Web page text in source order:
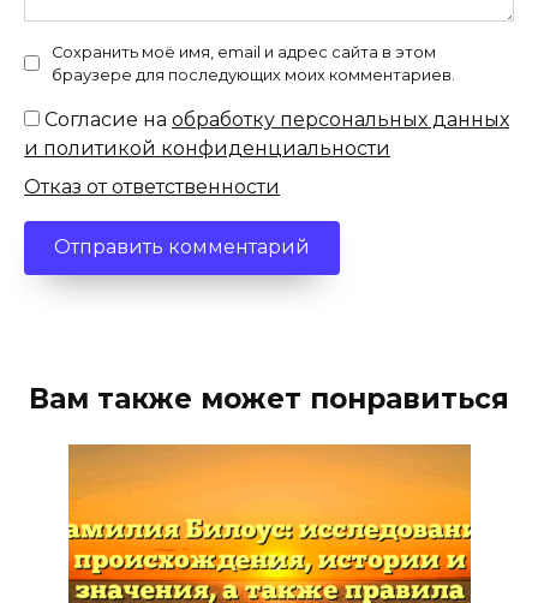
Сохранить моё имя, email и адрес сайта в этом
браузере для последующих моих комментариев.
Согласие на обработку персональных данных
и политикой конфиденциальности
Отказ от ответственности
Вам также может понравиться